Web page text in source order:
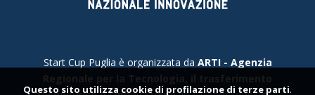
Start Cup Puglia è organizzata da ARTI - Agenzia
Questo sito utilizza cookie di profilazione di terze parti.